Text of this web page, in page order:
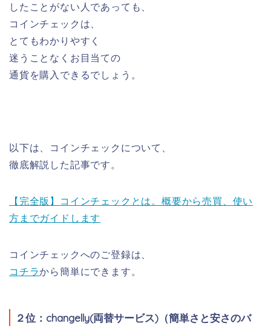
したことがない人であっても、
コインチェックは、
とてもわかりやすく
迷うことなくお目当ての
通貨を購入できるでしょう。
以下は、コインチェックについて、
徹底解説した記事です。
【完全版】コインチェックとは。概要から売買、使い
方までガイドします
コインチェックへのご登録は、
コチラから簡単にできます。
２位：changelly(両替サービス)（簡単さと安さのバ